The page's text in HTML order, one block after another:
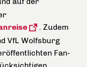
. Zudem
VfL Wolfsburg
Fan-